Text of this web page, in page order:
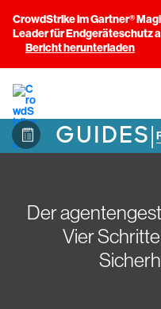
CrowdStrike im Gartner®
Leader für Endgeräteschutz
Bericht herunterladen
GUIDES|
Der
Vier